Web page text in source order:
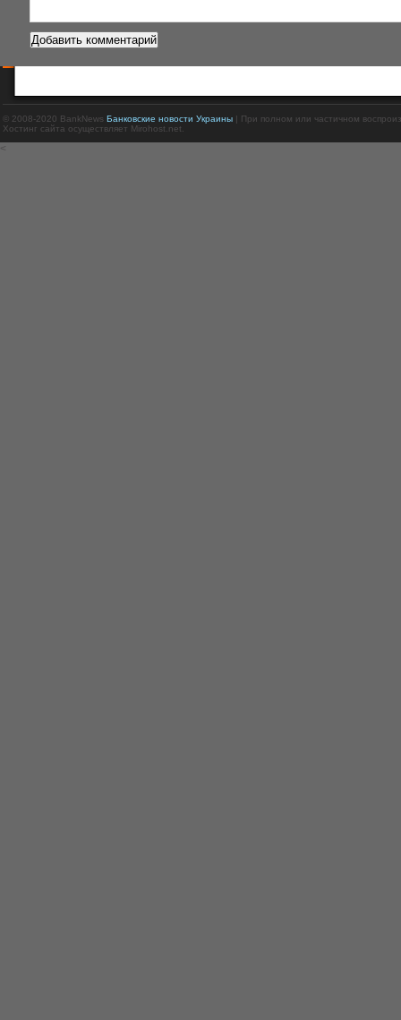
© 2008-2020 BankNews Банковские новости Украины| При полном или частичном
Хостинг сайта осуществляет Mirohost.net.
<